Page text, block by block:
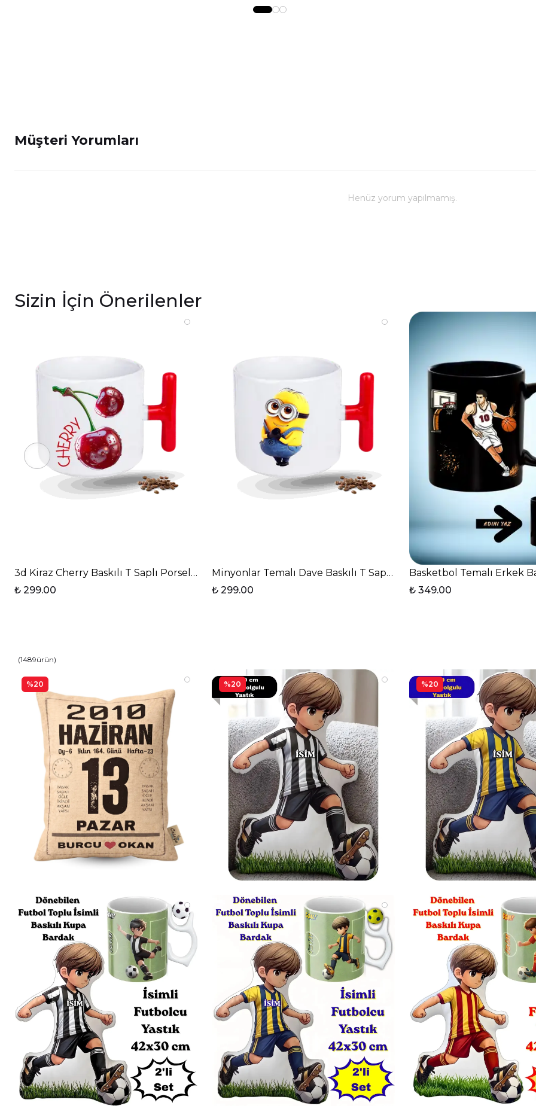
Müşteri Yorumları
Henüz yorum yapılmamış.
Sizin İçin Önerilenler
3d Kiraz Cherry Baskılı T Saplı Porselen Kupa Bardak
₺ 299.00
Minyonlar Temalı Dave Baskılı T Saplı Porselen Kupa Bardak
₺ 299.00
Basketbol Temalı Erkek
₺ 349.00
(1489ürün)
%20 %20 %20